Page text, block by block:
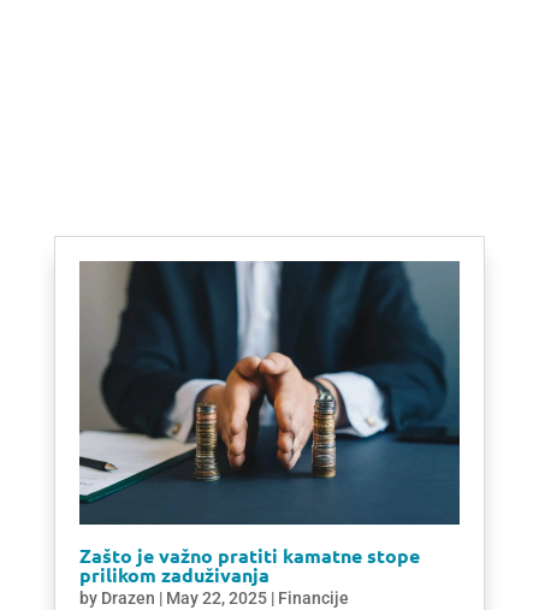
Zašto je važno pratiti kamatne stope
prilikom zaduživanja
by Drazen | May 22, 2025| Financije